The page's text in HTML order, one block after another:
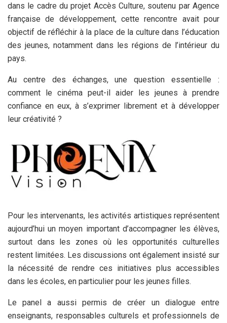
dans le cadre du projet Accès Culture, soutenu par Agence
française de développement, cette rencontre avait pour
objectif de réfléchir à la place de la culture dans l’éducation
des jeunes, notamment dans les régions de l’intérieur du
pays.
Au centre des échanges, une question essentielle :
comment le cinéma peut-il aider les jeunes à prendre
confiance en eux, à s’exprimer librement et à développer
leur créativité ?
Pour les intervenants, les activités artistiques représentent
aujourd’hui un moyen important d’accompagner les élèves,
surtout dans les zones où les opportunités culturelles
restent limitées. Les discussions ont également insisté sur
la nécessité de rendre ces initiatives plus accessibles
dans les écoles, en particulier pour les jeunes filles.
Le panel a aussi permis de créer un dialogue entre
enseignants, responsables culturels et professionnels de